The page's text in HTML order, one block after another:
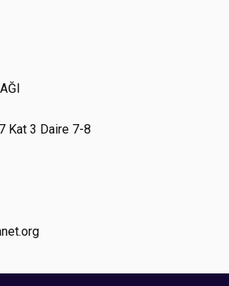
Kat 3 Daire 7-8